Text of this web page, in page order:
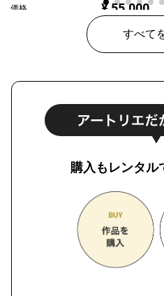
価格
¥ 55,000
すべて
購入もレンタル